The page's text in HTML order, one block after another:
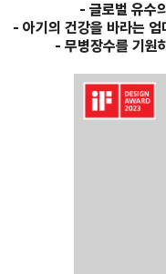
- 글로벌 유수
- 아기의 건강을 바라는 엄
- 무병장수를 기원